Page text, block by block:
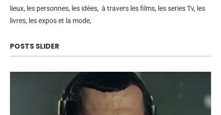
lieux, les personnes, les idées, à travers les films, les series Tv, les
livres, les expos et la mode,
POSTS SLIDER